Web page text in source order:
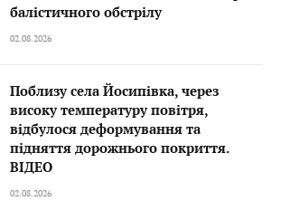
балістичного обстрілу
02.08.2026
Поблизу села Йосипівка, через
високу температуру повітря,
відбулося деформування та
підняття дорожнього покриття.
ВІДЕО
02.08.2026